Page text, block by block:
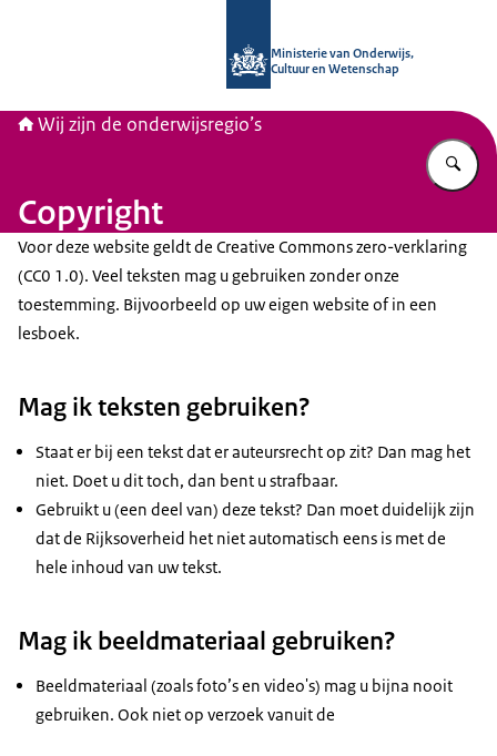
Ministerie van Onderwijs,
Cultuur en Wetenschap
Wij zijn de onderwijsregio’s
Copyright
Voor deze website geldt de Creative Commons zero-verklaring
(CC0 1.0). Veel teksten mag u gebruiken zonder onze
toestemming. Bijvoorbeeld op uw eigen website of in een
lesboek.
Mag ik teksten gebruiken?
Staat er bij een tekst dat er auteursrecht op zit? Dan mag het
niet. Doet u dit toch, dan bent u strafbaar.
Gebruikt u (een deel van) deze tekst? Dan moet duidelijk zijn
dat de Rijksoverheid het niet automatisch eens is met de
hele inhoud van uw tekst.
Mag ik beeldmateriaal gebruiken?
Beeldmateriaal (zoals foto’s en video's) mag u bijna nooit
gebruiken. Ook niet op verzoek vanuit de